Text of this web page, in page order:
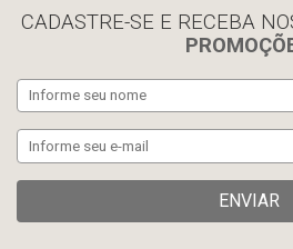
CADASTRE-SE E RECEBA
ENVIAR